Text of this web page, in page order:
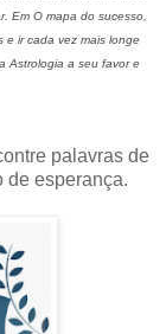
Em O mapa do sucesso,
e ir cada vez mais longe
Astrologia a seu favor e
palavras de
de esperança.